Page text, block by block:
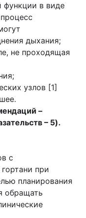
функции в виде
дыхания;
не проходящая
узлов [1]
–
– 5).
с
при
планирования
обращать